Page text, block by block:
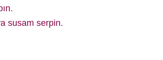
susam serpin.